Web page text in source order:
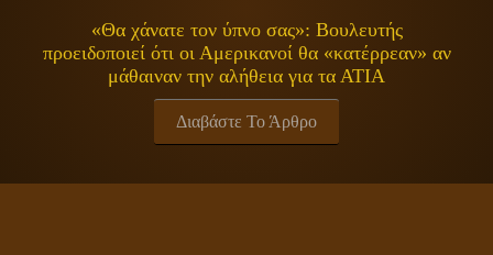
«Θα χάνατε τον ύπνο σας»: Βουλευτής
προειδοποιεί ότι οι Αμερικανοί θα «κατέρρεαν» αν
μάθαιναν την αλήθεια για τα ΑΤΙΑ
Διαβάστε Το Άρθρο
ΠΝΕΥΜΑΤΙΚΟΤΗΤΑ
ΕΚΠΟΜΠΕΣ
ΓΕΝΙΚΑ